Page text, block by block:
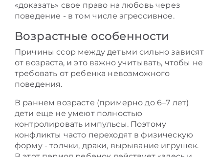
«доказать» свое право на любовь через
поведение - в том числе агрессивное.
Возрастные особенности
Причины ссор между детьми сильно зависят
от возраста, и это важно учитывать, чтобы не
требовать от ребенка невозможного
поведения.
В раннем возрасте (примерно до 6–7 лет)
дети еще не умеют полностью
контролировать импульсы. Поэтому
конфликты часто переходят в физическую
форму - толчки, драки, вырывание игрушек.